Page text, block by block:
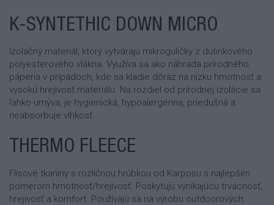
K-SYNTETHIC DOWN MICRO
Izolačný materiál, ktorý vytvárajú mikroguličky z dutinkového
polyesterového vlákna. Využíva sa ako náhrada prírodného
páperia v prípadoch, kde sa kladie dôraz na nízku hmotnosť a
vysokú hrejivosť materiálu. Na rozdiel od prírodnej izolácie sa
ľahko umýva, je hygienická, hypoalergénna, priedušná a
neabsorbuje vlhkosť.
THERMO FLEECE
Flísové tkaniny s rozličnou hrúbkou od Karposu s najlepším
pomerom hmotnosť/hrejivosť. Poskytujú vynikajúcu trvácnosť,
hrejivosť a komfort. Používajú sa na výrobu outdoorových